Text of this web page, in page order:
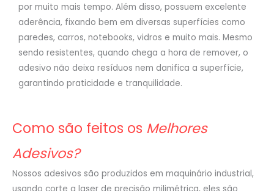
por muito mais tempo. Além disso, possuem excelente
aderência, fixando bem em diversas superfícies como
paredes, carros, notebooks, vidros e muito mais. Mesmo
sendo resistentes, quando chega a hora de remover, o
adesivo não deixa resíduos nem danifica a superfície,
garantindo praticidade e tranquilidade.
Como são feitos os Melhores
Adesivos?
Nossos adesivos são produzidos em maquinário industrial,